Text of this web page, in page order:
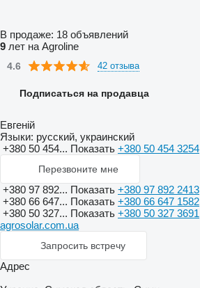
В продаже: 18 объявлений
9 лет на Agroline
4.6 42 отзыва
Подписаться на продавца
Евгеній
Языки: русский, украинский
+380 50 454... Показать +380 50 454 3254
Перезвоните мне
+380 97 892... Показать +380 97 892 2413
+380 66 647... Показать +380 66 647 1582
+380 50 327... Показать +380 50 327 3691
agrosolar.com.ua
Запросить встречу
Адрес